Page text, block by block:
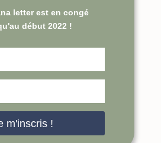
letter est en congé
début 2022 !
m'inscris !